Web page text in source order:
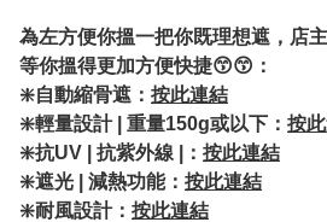
為左方便你搵一把你既理想遮，店
等你搵得更加方便快捷😙😙：
❇️自動縮骨遮： 按此連結
❇️輕量設計 | 重量150g或以下： 按
❇️抗UV | 抗紫外線 |： 按此連結
❇️遮光 | 減熱功能： 按此連結
❇️耐風設計： 按此連結